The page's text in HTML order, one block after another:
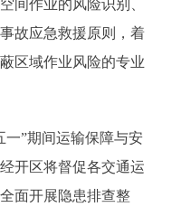
间作业的风险识别、
故应急救援原则，着
区域作业风险的专业
”期间运输保障与安
开区将督促各交通运
面开展隐患排查整